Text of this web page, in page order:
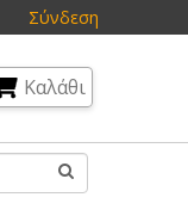
Σύνδεση
Καλάθι